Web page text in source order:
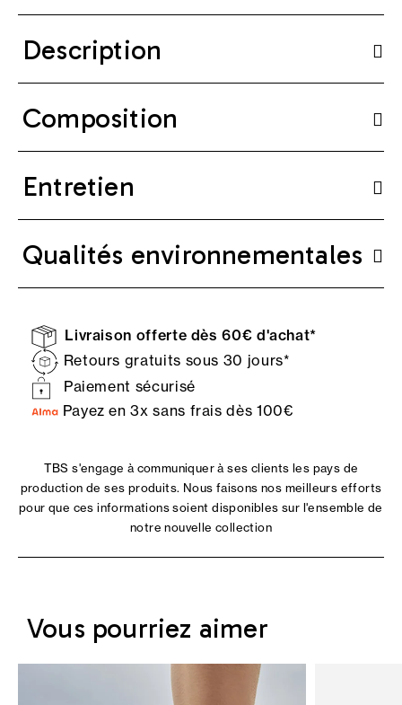
Description
Composition
Entretien
Qualités environnementales
Livraison offerte dès 60€ d'achat*
Retours gratuits sous 30 jours*
Paiement sécurisé
Payez en 3x sans frais dès 100€
TBS s'engage à communiquer à ses clients les pays de
production de ses produits. Nous faisons nos meilleurs efforts
pour que ces informations soient disponibles sur l'ensemble de
notre nouvelle collection
Vous pourriez aimer